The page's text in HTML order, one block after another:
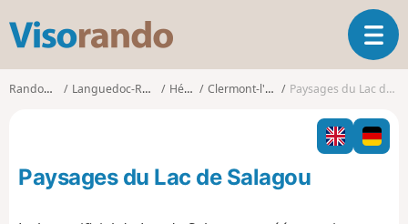
s
o
o
O
u
i
r
l
Randonnées Languedoc-Roussillon Hérault Clermont-l'Hérault Paysages du Lac de Salagou
Paysages du Lac de Salagou